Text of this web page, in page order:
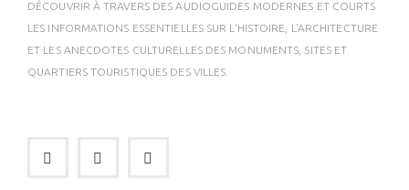
DÉCOUVRIR À TRAVERS DES AUDIOGUIDES MODERNES ET COURTS
LES INFORMATIONS ESSENTIELLES SUR L'HISTOIRE, L'ARCHITECTURE
ET LES ANECDOTES CULTURELLES DES MONUMENTS, SITES ET
QUARTIERS TOURISTIQUES DES VILLES.